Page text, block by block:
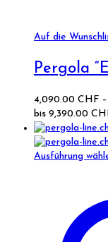
Auf die
Pergola
4,090.00 CHF –
bis 9,390.00
Ausführung